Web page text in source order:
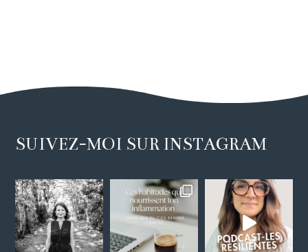
SUIVEZ-MOI SUR INSTAGRAM